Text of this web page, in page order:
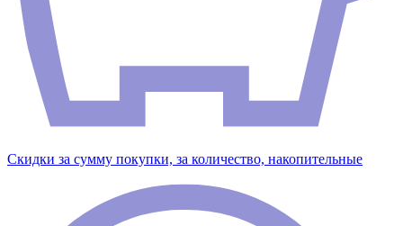
Скидки за сумму покупки, за количество, накопительные